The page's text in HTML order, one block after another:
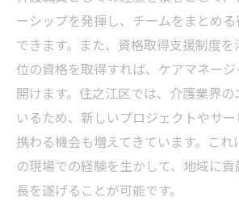
ーシップを発揮し、チームをまとめ
できます。また、資格取得支援制度
位の資格を取得すれば、ケアマネー
開けます。住之江区では、介護業界の
いるため、新しいプロジェクトやサ
携わる機会も増えてきています。これ
の現場での経験を生かして、地域に
長を遂げることが可能です。